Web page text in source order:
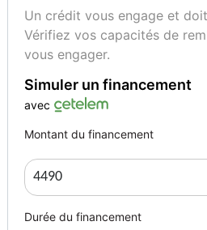
- À noter que le carénage gauche a
suite à une chute à l'arrêt (historique
ZOOM TECHNIQUE
La K 1300 GT est un concentré de
pour la route :
puissance et un couple herculéens,
- capable de reprises fulgurantes
Suspension Duolever & Paralever :
- offrant une stabilité impériale au
Un crédit vous engage et
Vérifiez vos capacités de
vous engager.
Simuler un financement
avec
Montant du financement
Durée du financement